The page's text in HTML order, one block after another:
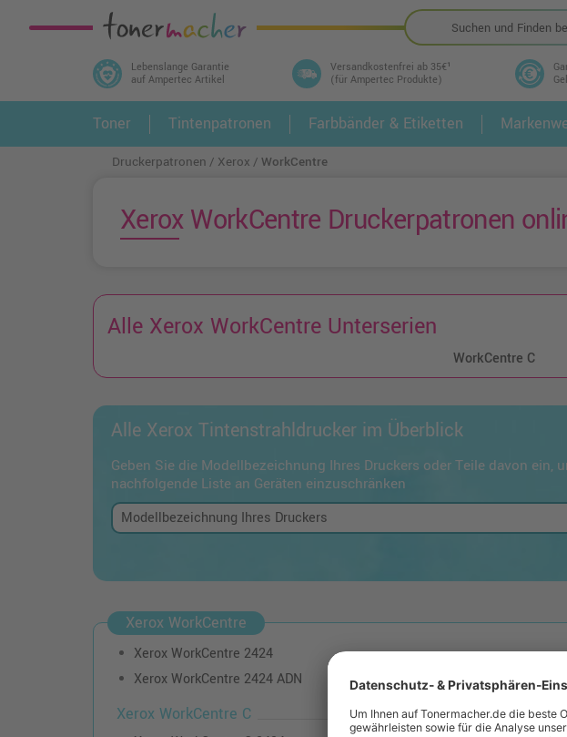
Lebenslange Garantie
auf Ampertec Artikel
Versandkostenfrei ab 35€¹
(für Ampertec Produkte)
In 3 einfachen Schritten ihr Druckermodell
und alle dazu passenden Artikel finden ➤ 1.
Toner Tintenpatronen Farbbänder & Etiketten
Druckerpatronen Xerox WorkCentre
Xerox WorkCentre Druckerpatronen
Alle Xerox WorkCentre Unterserien
WorkCentre C
Alle Xerox Tintenstrahldrucker im Überblick
Geben Sie die Modellbezeichnung Ihres Druckers oder Teile davon ein,
nachfolgende Liste an Geräten einzuschränken
Xerox WorkCentre
Xerox WorkCentre 2424
Xerox WorkCentre 2424 ADN
Xerox
Xerox WorkCentre C